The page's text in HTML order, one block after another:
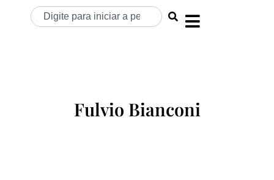
Fulvio Bianconi